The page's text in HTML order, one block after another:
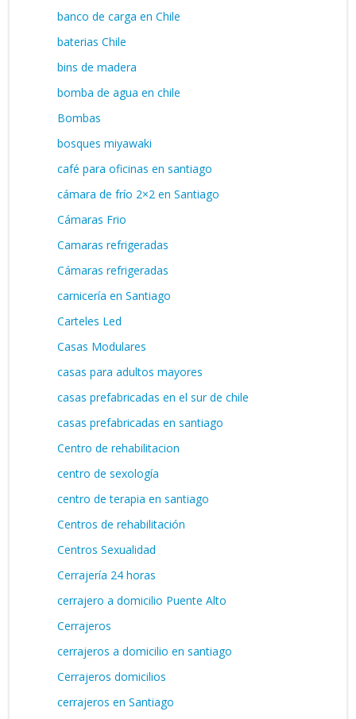
banco de carga en Chile
baterias Chile
bins de madera
bomba de agua en chile
Bombas
bosques miyawaki
café para oficinas en santiago
cámara de frío 2×2 en Santiago
Cámaras Frio
Camaras refrigeradas
Cámaras refrigeradas
carnicería en Santiago
Carteles Led
Casas Modulares
casas para adultos mayores
casas prefabricadas en el sur de chile
casas prefabricadas en santiago
Centro de rehabilitacion
centro de sexología
centro de terapia en santiago
Centros de rehabilitación
Centros Sexualidad
Cerrajería 24 horas
cerrajero a domicilio Puente Alto
Cerrajeros
cerrajeros a domicilio en santiago
Cerrajeros domicilios
cerrajeros en Santiago